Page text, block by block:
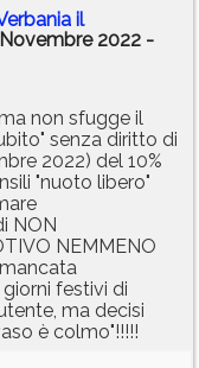
il
2022 -
non sfugge il
senza diritto di
2022) del 10%
"nuoto libero"
NON
NEMMENO
giorni festivi di
ma decisi
è colmo"!!!!!